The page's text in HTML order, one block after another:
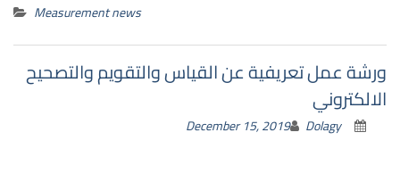
Measurement news
ورشة عمل تعريفية عن القياس والتقويم والتصحيح
الالكتروني
December 15, 2019 Dolagy